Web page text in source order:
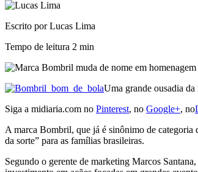
Escrito por Lucas Lima
Tempo de leitura 2 min
Uma grande ousadia
Siga a midiaria.com no Pinterest, no Google+, no
A marca Bombril, que já é sinônimo de categoria
da sorte” para as famílias brasileiras.
Segundo o gerente de marketing Marcos